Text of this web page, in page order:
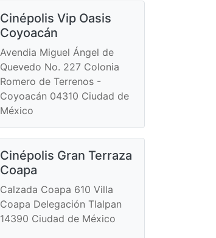
Cinépolis Vip Oasis
Coyoacán
Avendia Miguel Ángel de
Quevedo No. 227 Colonia
Romero de Terrenos -
Coyoacán 04310 Ciudad de
México
Cinépolis Gran Terraza
Coapa
Calzada Coapa 610 Villa
Coapa Delegación Tlalpan
14390 Ciudad de México